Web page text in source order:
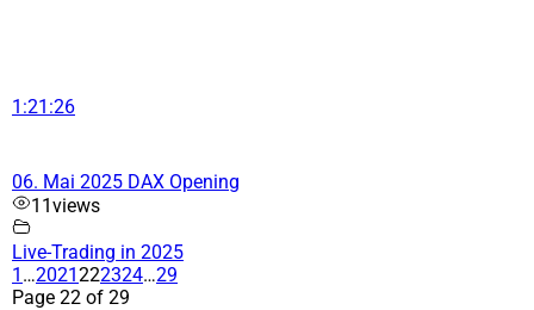
1:21:26
06. Mai 2025 DAX Opening
11views
Live-Trading in 2025
1 …2021222324…29
Page 22 of 29